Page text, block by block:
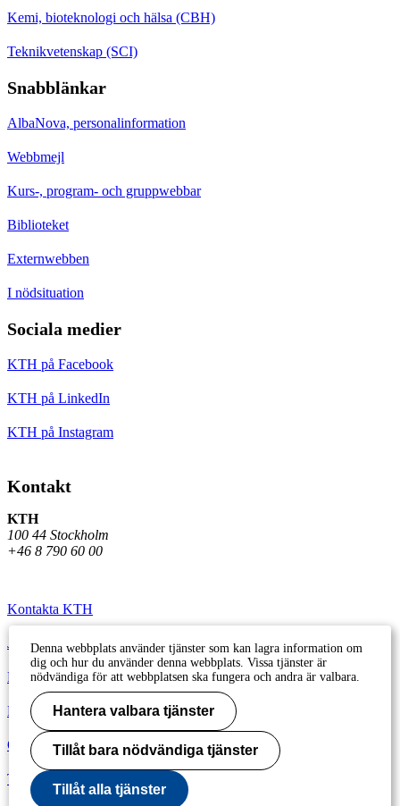
Kemi, bioteknologi och hälsa (CBH)
Teknikvetenskap (SCI)
Snabblänkar
AlbaNova, personalinformation
Webbmejl
Kurs-, program- och gruppwebbar
Biblioteket
Externwebben
I nödsituation
Sociala medier
KTH på Facebook
KTH på LinkedIn
KTH på Instagram
Kontakt
KTH
100 44 Stockholm
+46 8 790 60 00
Kontakta KTH
Jobba på KTH
Press och media
Faktura och betalning KTH
Om KTH:s webbplatser
Tillgänglighetsredogörelse
Denna webbplats använder tjänster som kan lagra information om
dig och hur du använder denna webbplats. Vissa tjänster är
nödvändiga för att webbplatsen ska fungera och andra är valbara.
Hantera valbara tjänster
Tillåt bara nödvändiga tjänster
Tillåt alla tjänster